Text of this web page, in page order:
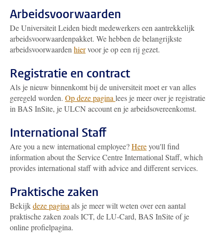
Arbeidsvoorwaarden
De Universiteit Leiden biedt medewerkers een aantrekkelijk
arbeidsvoorwaardenpakket. We hebben de belangrijkste
arbeidsvoorwaarden hiervoor je op een rij gezet.
Registratie en contract
Als je nieuw binnenkomt bij de universiteit moet er van alles
geregeld worden. Op deze pagina lees je meer over je registratie
in BAS InSite, je ULCN account en je arbeidsovereenkomst.
International Staff
Are you a new international employee?Hereyou'll find
information about the Service Centre International Staff, which
provides international staff with advice and different services.
Praktische zaken
Bekijkdeze pagina als je meer wilt weten over een aantal
praktische zaken zoals ICT, de LU-Card, BAS InSite of je
online profielpagina.